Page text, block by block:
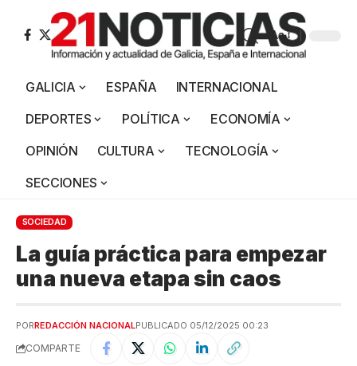
Aa
GALICIA ESPAÑA
INTERNACIONAL
DEPORTES
POLÍTICA
ECONOMÍA
OPINIÓN
CULTURA
TECNOLOGÍA
SECCIONES
SOCIEDAD
La guía práctica para empezar
una nueva etapa sin caos
PORREDACCIÓN NACIONALPUBLICADO 05/12/2025 00:23
COMPARTE